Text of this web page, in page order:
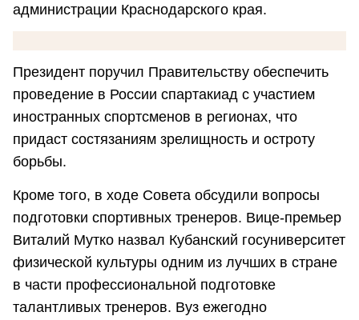
администрации Краснодарского края.
Президент поручил Правительству обеспечить
проведение в России спартакиад с участием
иностранных спортсменов в регионах, что
придаст состязаниям зрелищность и остроту
борьбы.
Кроме того, в ходе Совета обсудили вопросы
подготовки спортивных тренеров. Вице-премьер
Виталий Мутко назвал Кубанский госуниверситет
физической культуры одним из лучших в стране
в части профессиональной подготовке
талантливых тренеров. Вуз ежегодно